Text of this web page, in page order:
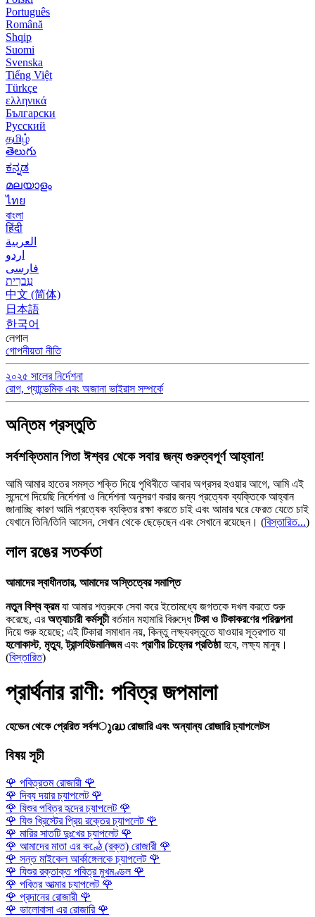
Português
Română
Shqip
Suomi
Svenska
Tiếng Việt
Türkçe
ελληνικά
Български
Русский
தமிழ்
తెలుగు
ಕನ್ನಡ
മലയാളം
ไทย
বাংলা
हिंदी
العربية
اردو
فارسی
עִברִית
中文 (简体)
日本語
한국어
লেগাল
গোপনীয়তা নীতি
২০২৫ সালের নির্দেশনা
রোগ, প্যান্ডেমিক এবং অজানা ভাইরাস সম্পর্কে
অন্তিম প্রস্তুতি
সর্বশক্তিমান পিতা ঈশ্বর থেকে সবার জন্য গুরুত্বপূর্ণ আহ্বান!
আমি আমার হাতের সমস্ত শক্তি দিয়ে পৃথিবীতে আবার অগ্রসর হওয়ার আগে, আমি এই
সন্দেশে দিয়েছি নির্দেশনা ও নির্দেশনা অনুসরণ করার জন্য প্রত্যেক ব্যক্তিকে আহ্বান
জানাচ্ছি কারণ আমি প্রত্যেক ব্যক্তির রক্ষা করতে চাই এবং আমার ঘরে ফেরত যেতে চাই
যেখানে তিনি/তিনি আসেন, সেখান থেকে ছেড়েছেন এবং সেখানে রয়েছেন। (বিস্তারিত...)
লাল রঙের সতর্কতা
আমাদের স্বাধীনতার, আমাদের অস্তিত্বের সমাপ্তি
নতুন বিশ্ব ক্রমযা আমার শত্রুকে সেবা করে ইতোমধ্যে জগতকে দখল করতে শুরু
করেছে, এরঅত্যাচারী কর্মসূচীবর্তমান মহামারি বিরুদ্ধেটিকা ও টিকাকরণের পরিকল্পনা
দিয়ে শুরু হয়েছে; এই টিকারা সমাধান নয়, কিন্তু লক্ষ্যবস্তুতে যাওয়ার সূত্রপাত যা
হলোকাস্ট, মৃত্যু,ট্রান্সহিউমানিজমএবং প্রাণীর চিহ্নের প্রতিষ্ঠাহবে, লক্ষ্য মানুষ।
(বিস্তারিত)
প্রার্থনার রাণী: পবিত্র জপমালা
হেভেন থেকে প্রেরিত সর্বশുദ്ധ রোজারি এবং অন্যান্য রোজারি চ্যাপলেটস
বিষয় সূচী
🌹 পবিত্রতম রোজারী 🌹
🌹 দিব্য দয়ার চ্যাপলেট 🌹
🌹 যিশুর পবিত্র হৃদের চ্যাপলেট 🌹
🌹 যিশু খ্রিস্টের প্রিয় রক্তের চ্যাপলেট 🌹
🌹 মারির সাতটি দুঃখের চ্যাপলেট 🌹
🌹 আমাদের মাতা এর কণ্ঠে (রক্ত) রোজারী 🌹
🌹 সন্ত মাইকেল আর্কাঙ্গেলকে চ্যাপলেট 🌹
🌹 যিশুর রক্তাক্ত পবিত্র মুখমণ্ডল 🌹
🌹 পবিত্র আত্মার চ্যাপলেট 🌹
🌹 প্রদানের রোজারী 🌹
🌹 ভালোবাসা এর রোজারি 🌹